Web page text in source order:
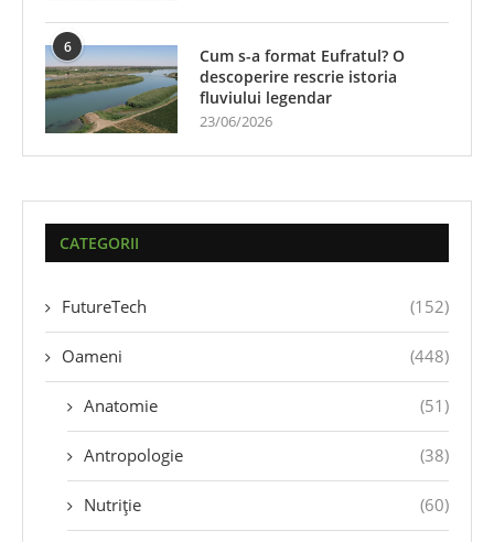
6
Cum s-a format Eufratul? O
descoperire rescrie istoria
fluviului legendar
23/06/2026
CATEGORII
FutureTech (152)
Oameni (448)
Anatomie (51)
Antropologie (38)
Nutriție (60)